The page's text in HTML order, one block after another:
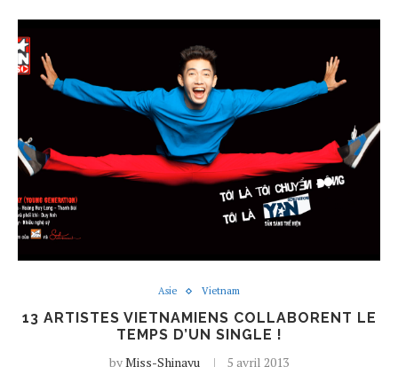
Asie Vietnam
13 ARTISTES VIETNAMIENS COLLABORENT LE
TEMPS D’UN SINGLE !
byMiss-Shinayu 5 avril 2013